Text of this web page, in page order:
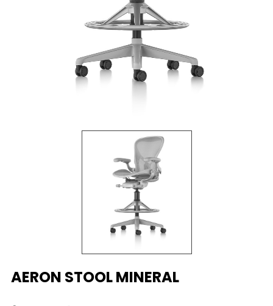
AERON STOOL MINERAL